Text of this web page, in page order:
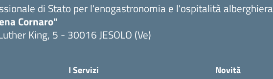
di Stato per l'enogastronomia e l'ospitalità alberghiera
Cornaro"
King, 5 - 30016 JESOLO (Ve)
I Servizi Novità